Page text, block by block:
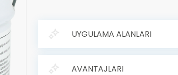
UYGULAMA ALANLARI
AVANTAJLARI